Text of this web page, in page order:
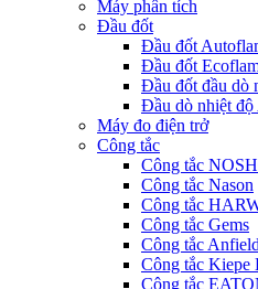
Máy phân tích
Đầu đốt
Đầu đốt
Đầu đốt
Đầu đốt đầu dò
Đầu dò nhiệt
Máy đo điện trở
Công tắc
Công tắc
Công tắc Nason
Công tắc
Công tắc Gems
Công tắc Anfield
Công tắc Kiepe
Công tắc